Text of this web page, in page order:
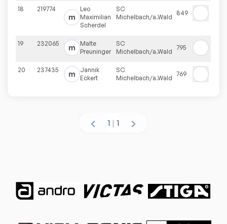
18 219774
m
Leo
Maximilian
Scherdel
SC
Michelbach/a.Wald
849
19 232065 m
Malte
Preuninger
SC
Michelbach/a.Wald
795
20 237435 m
Jannik
Eckert
SC
Michelbach/a.Wald
769
1 | 1